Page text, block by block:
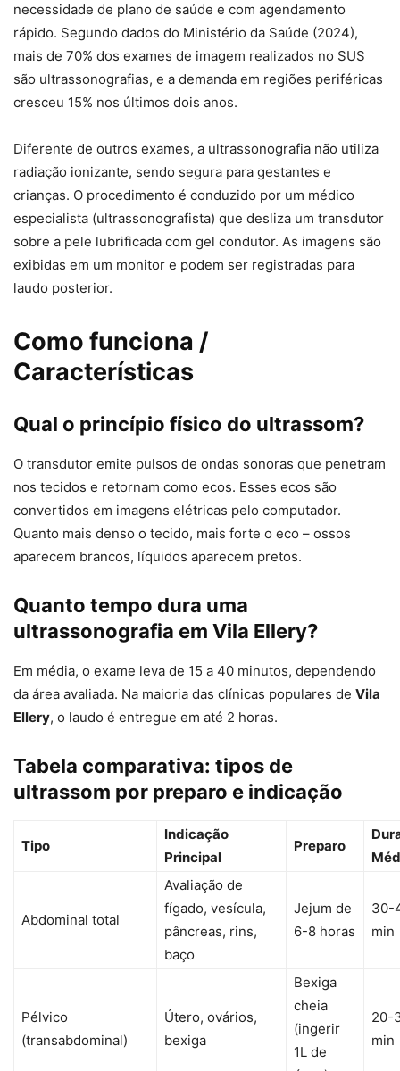
necessidade de plano de saúde e com agendamento
rápido. Segundo dados do Ministério da Saúde (2024),
mais de 70% dos exames de imagem realizados no SUS
são ultrassonografias, e a demanda em regiões periféricas
cresceu 15% nos últimos dois anos.
Diferente de outros exames, a ultrassonografia não utiliza
radiação ionizante, sendo segura para gestantes e
crianças. O procedimento é conduzido por um médico
especialista (ultrassonografista) que desliza um transdutor
sobre a pele lubrificada com gel condutor. As imagens são
exibidas em um monitor e podem ser registradas para
laudo posterior.
Como funciona /
Características
Qual o princípio físico do ultrassom?
O transdutor emite pulsos de ondas sonoras que penetram
nos tecidos e retornam como ecos. Esses ecos são
convertidos em imagens elétricas pelo computador.
Quanto mais denso o tecido, mais forte o eco – ossos
aparecem brancos, líquidos aparecem pretos.
Quanto tempo dura uma
ultrassonografia em Vila Ellery?
Em média, o exame leva de 15 a 40 minutos, dependendo
da área avaliada. Na maioria das clínicas populares de Vila
Ellery, o laudo é entregue em até 2 horas.
Tabela comparativa: tipos de
ultrassom por preparo e indicação
Tipo
Indicação
Principal
Preparo
Abdominal total
Avaliação de
fígado, vesícula,
pâncreas, rins,
baço
Jejum de
6-8 horas
30-
min
Pélvico
(transabdominal)
Útero, ovários,
bexiga
Bexiga
cheia
(ingerir
1L de
20-
min